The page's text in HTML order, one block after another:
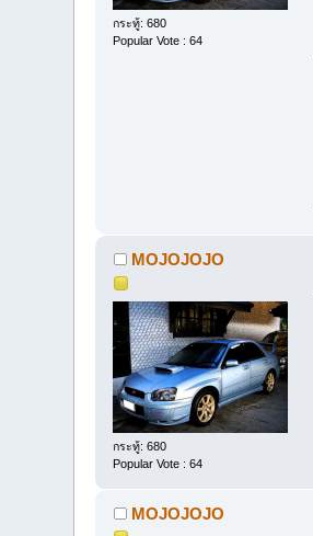
กระทู้: 680
Popular Vote : 64
MOJOJOJO
กระทู้: 680
Popular Vote : 64
MOJOJOJO